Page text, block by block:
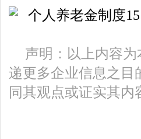
声明：以上内容
递更多企业信息之目
同其观点或证实其